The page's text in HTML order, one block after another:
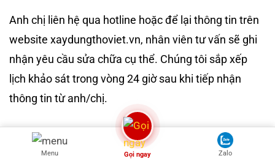
Anh chị liên hệ qua hotline hoặc để lại thông tin trên
website xaydungthoviet.vn, nhân viên tư vấn sẽ ghi
nhận yêu cầu sửa chữa cụ thể. Chúng tôi sắp xếp
lịch khảo sát trong vòng 24 giờ sau khi tiếp nhận
thông tin từ anh/chị.
Bước 2: Khảo sát hiện trạng công trình
Menu Gọi ngay Zalo